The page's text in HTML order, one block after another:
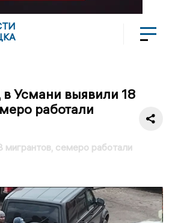
Усмани выявили 18
работали
мигрантов, семеро работали